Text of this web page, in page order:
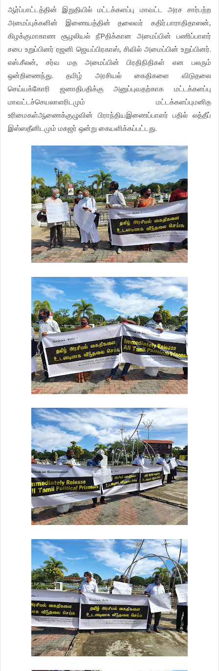
ஆர்ப்பாட்டத்தின் இறுதியில் மட்டக்களப்பு மாவட்ட அரச
சார்பற்ற
அமைப்புக்களின்
இணையத்தின் தலைவர் கதிர்.பாராதிதாஸன்,
கிழக்குமாகாண சூழலியல் நீPதிக்கான அமைப்பின்
பணிப்பாளர்
சபை உறுப்பினர் ரஜனி ஜெயப்பிரகாஸ், சிவில் அமைப்பின் உறுப்பினர்.
எஸ்.சீலன், சர்வ மத அமைப்பின் பிரதிநிதிகள் என
பலரும்
ஒன்றிணைந்து.தமிழ் அரசியல் கைதிகளை
விடுதலை
செய்யக்கோரி
ஜனாதிபதிக்கு அனுப்புவதற்காக
மட்டக்களப்பு
மாவட்டச்செயலாளரிடமும்
மட்டக்களப்புமனித
உரிமைகள்ஆணைக்குழுவின்
பிராந்தியஇணைப்பாளர் பதில் லத்தீப்
இஸ்ஸதீனிடமும் மகஜர் ஒன்று கையளிக்கப்பட்டது.